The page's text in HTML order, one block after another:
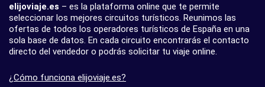
elijoviaje.es – es la plataforma online que te permite
seleccionar los mejores circuitos turísticos. Reunimos las
ofertas de todos los operadores turísticos de España en una
sola base de datos. En cada circuito encontrarás el contacto
directo del vendedor o podrás solicitar tu viaje online.
¿Cómo funciona elijoviaje.es?